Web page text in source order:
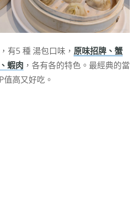
有5 種 湯包口味， 原味招牌、蟹
蝦肉，各有各的特色。最經典的當
高又好吃。